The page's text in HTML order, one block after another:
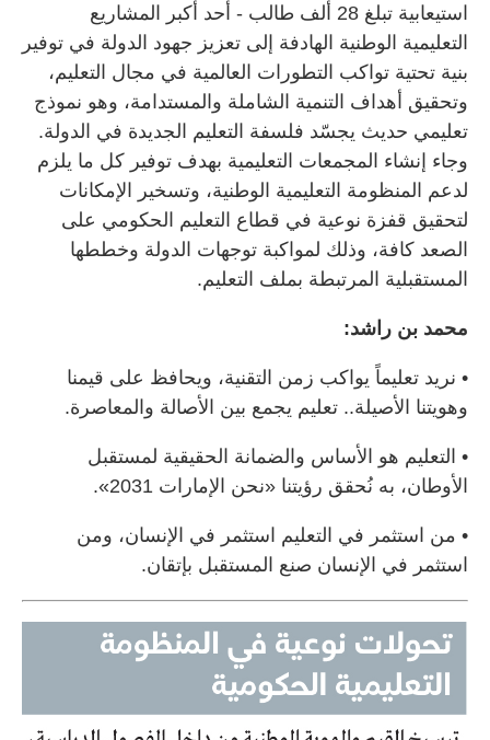
استيعابية تبلغ 28 ألف طالب - أحد أكبر المشاريع
التعليمية الوطنية الهادفة إلى تعزيز جهود الدولة في توفير
بنية تحتية تواكب التطورات العالمية في مجال التعليم،
وتحقيق أهداف التنمية الشاملة والمستدامة، وهو نموذج
تعليمي حديث يجسّد فلسفة التعليم الجديدة في الدولة.
وجاء إنشاء المجمعات التعليمية بهدف توفير كل ما يلزم
لدعم المنظومة التعليمية الوطنية، وتسخير الإمكانات
لتحقيق قفزة نوعية في قطاع التعليم الحكومي على
الصعد كافة، وذلك لمواكبة توجهات الدولة وخططها
المستقبلية المرتبطة بملف التعليم.
محمد بن راشد:
• نريد تعليماً يواكب زمن التقنية، ويحافظ على قيمنا
وهويتنا الأصيلة.. تعليم يجمع بين الأصالة والمعاصرة.
• التعليم هو الأساس والضمانة الحقيقية لمستقبل
الأوطان، به نُحقق رؤيتنا «نحن الإمارات 2031».
• من استثمر في التعليم استثمر في الإنسان، ومن
استثمر في الإنسان صنع المستقبل بإتقان.